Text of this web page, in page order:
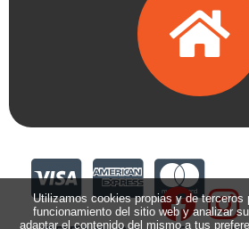
Utilizamos cookies propias y de terceros
funcionamiento del sitio web y analizar
adaptar el contenido del mismo a tus